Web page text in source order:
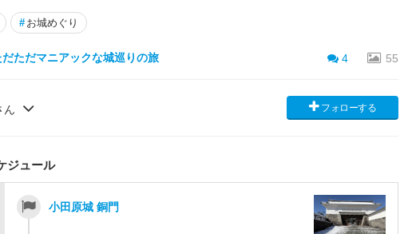
# お城めぐり
だただマニアックな城巡りの旅 4 55
ん フォローする
ジュール
小田原城 銅門